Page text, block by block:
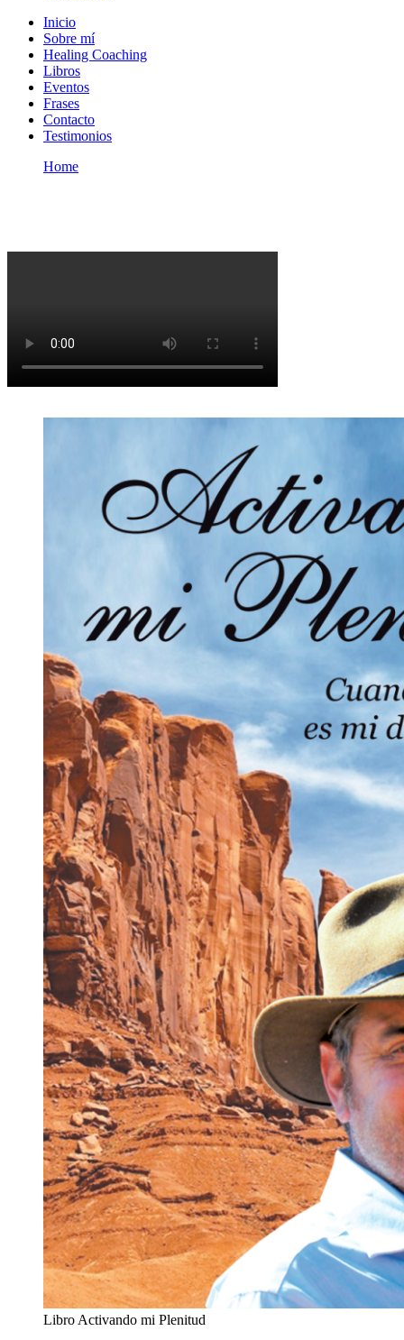
Inicio
Sobre mí
Healing Coaching
Libros
Eventos
Frases
Contacto
Testimonios
Home
Libro Activando mi Plenitud